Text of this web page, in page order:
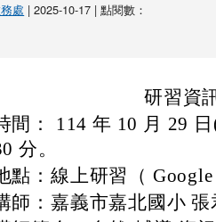
處 | 2025-10-17 | 點閱數：
研習資
間： 114 年 10 月 29
分。
點：線上研習（ Google
師：嘉義市嘉北國小 張